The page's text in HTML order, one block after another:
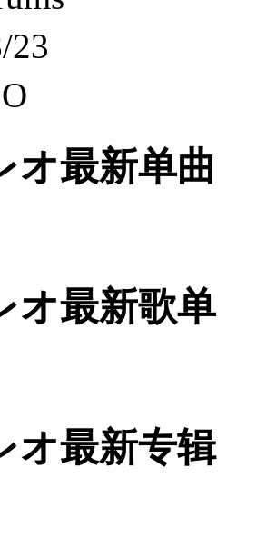
23
オ最新单曲
オ最新歌单
オ最新专辑